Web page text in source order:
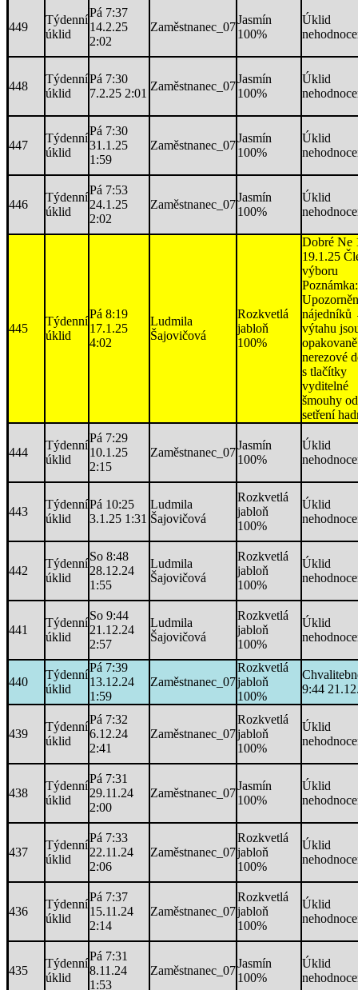
449
Týdenní
úklid
Pá 7:37
14.2.25
2:02
Zaměstnanec_07
Jasmín
100%
Úklid
448
Týdenní
úklid
Pá 7:30
7.2.25 2:01
Zaměstnanec_07
Jasmín
100%
Úklid
447
Týdenní
úklid
Pá 7:30
31.1.25
1:59
Zaměstnanec_07
Jasmín
100%
Úklid
446
Týdenní
úklid
Pá 7:53
24.1.25
2:02
Zaměstnanec_07
Jasmín
100%
Úklid
445
Týdenní
úklid
Pá 8:19
17.1.25
4:02
Ludmila
Šajovičová
Rozkvetlá
jabloň
100%
Dobré Ne
19.1.25
výboru
Poznámka:
výtahu
nerezové
s tlačítky
vyditelné
šmouhy od
setření
444
Týdenní
úklid
Pá 7:29
10.1.25
2:15
Zaměstnanec_07
Jasmín
100%
Úklid
443
Týdenní
úklid
Pá 10:25
3.1.25 1:31
Ludmila
Šajovičová
Rozkvetlá
jabloň
100%
Úklid
442
Týdenní
úklid
So 8:48
28.12.24
1:55
Ludmila
Šajovičová
Rozkvetlá
jabloň
100%
Úklid
441
Týdenní
úklid
So 9:44
21.12.24
2:57
Ludmila
Šajovičová
Rozkvetlá
jabloň
100%
Úklid
440
Týdenní
úklid
Pá 7:39
13.12.24
1:59
Zaměstnanec_07
Rozkvetlá
jabloň
100%
9:44
439
Týdenní
úklid
Pá 7:32
6.12.24
2:41
Zaměstnanec_07
Rozkvetlá
jabloň
100%
Úklid
438
Týdenní
úklid
Pá 7:31
29.11.24
2:00
Zaměstnanec_07
Jasmín
100%
Úklid
437
Týdenní
úklid
Pá 7:33
22.11.24
2:06
Zaměstnanec_07
Rozkvetlá
jabloň
100%
Úklid
436
Týdenní
úklid
Pá 7:37
15.11.24
2:14
Zaměstnanec_07
Rozkvetlá
jabloň
100%
Úklid
435
Týdenní
úklid
Pá 7:31
8.11.24
1:53
Zaměstnanec_07
Jasmín
100%
Úklid